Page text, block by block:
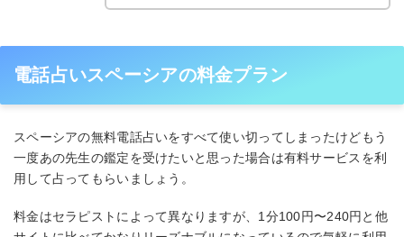
電話占いスペーシアの料金プラン
スペーシアの無料電話占いをすべて使い切ってしまったけどもう
一度あの先生の鑑定を受けたいと思った場合は有料サービスを利
用して占ってもらいましょう。
料金はセラピストによって異なりますが、1分100円〜240円と他